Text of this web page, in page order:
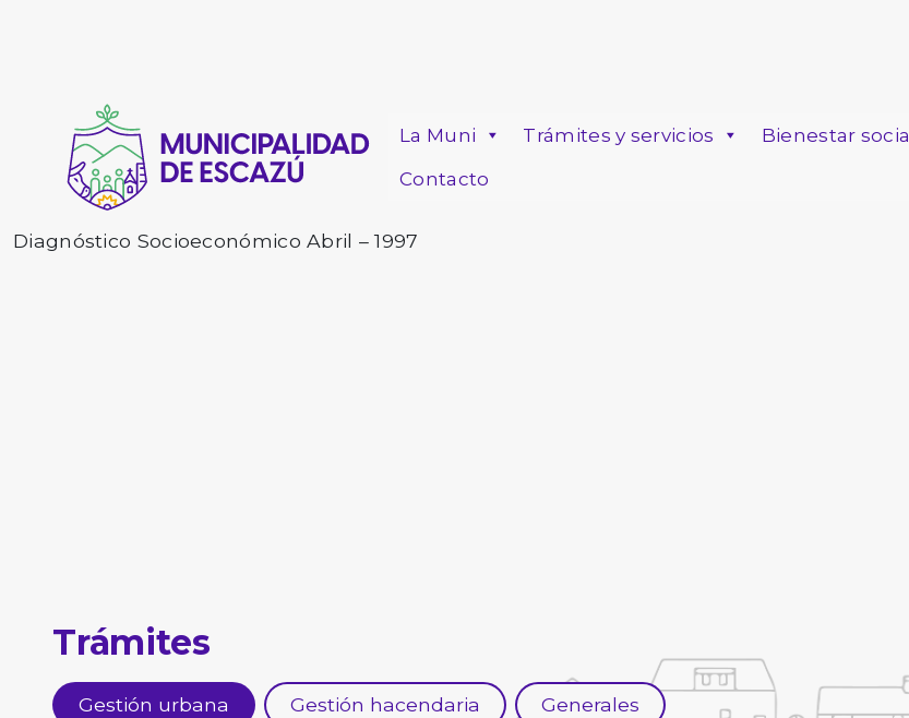
La Muni Trámites y servicios Bienestar social
Contacto
Diagnóstico Socioeconómico Abril – 1997
Trámites
Gestión urbana Gestión hacendaria Generales